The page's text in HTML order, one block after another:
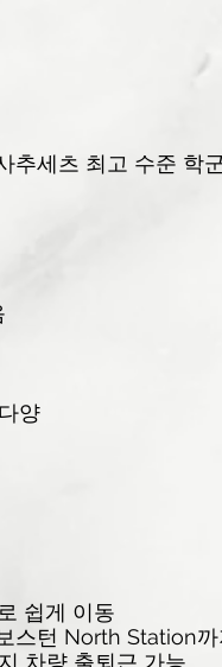
세츠 최고 수준 학
양
쉽게 이동
턴 North Station까
차량 출퇴근 가능